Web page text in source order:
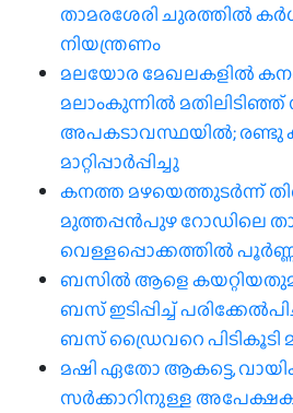
താമരശേരി ചുരത്തില്‍
നിയന്ത്രണം
മലയോര മേഖലകളിൽ
മലാംകുന്നിൽ മതിലിടിഞ്ഞ്
അപകടാവസ്ഥയിൽ; രണ്ടു
മാറ്റിപ്പാർപ്പിച്ചു
കനത്ത മഴയെത്തുടർന്ന്
മുത്തപ്പൻപുഴ റോഡിലെ
വെള്ളപ്പൊക്കത്തിൽ
ബസിൽ ആളെ
ബസ് ഇടിപ്പിച്ച്
ബസ് ഡ്രൈവറെ പിടികൂടി
മഷി ഏതോ ആകട്ടെ,
സർക്കാറിനുള്ള